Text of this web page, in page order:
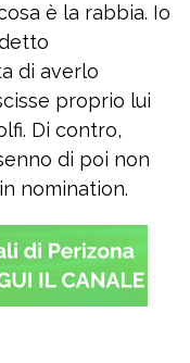
è la rabbia. Io
di averlo
proprio lui
Di contro,
di poi non
nomination.